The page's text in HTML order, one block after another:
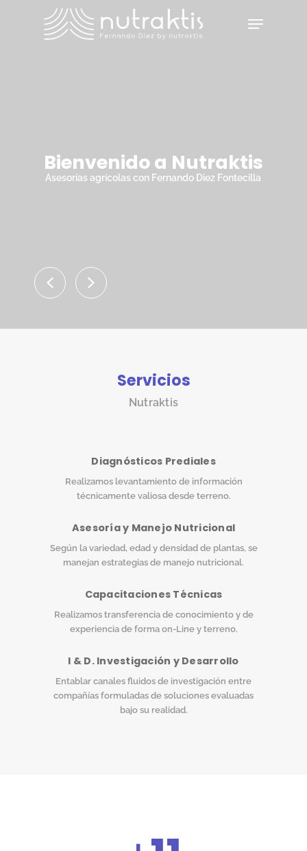
Menu
Bienvenido a Nutraktis
Asesorías agrícolas con Fernando Diez Fontecilla
Servicios
Nutraktis
Diagnósticos Prediales
Realizamos levantamiento de información
técnicamente valiosa desde terreno.
Asesoría y Manejo Nutricional
Según la variedad, edad y densidad de plantas, se
manejan estrategias de manejo nutricional.
Capacitaciones Técnicas
Realizamos transferencia de conocimiento y de
experiencia de forma on-Line y terreno.
I & D. Investigación y Desarrollo
Entablar canales fluidos de investigación entre
compañías formuladas de soluciones evaluadas
bajo su realidad.